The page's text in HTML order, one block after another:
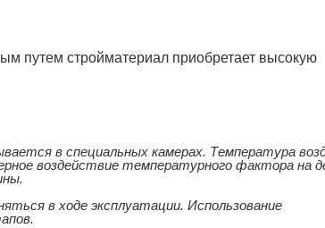
путем стройматериал приобретает высокую
в специальных камерах. Температура
воздействие температурного фактора на
в ходе эксплуатации. Использование